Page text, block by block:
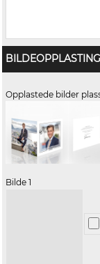
BILDEOPPLASTING
Opplastede bilder
Bilde 1